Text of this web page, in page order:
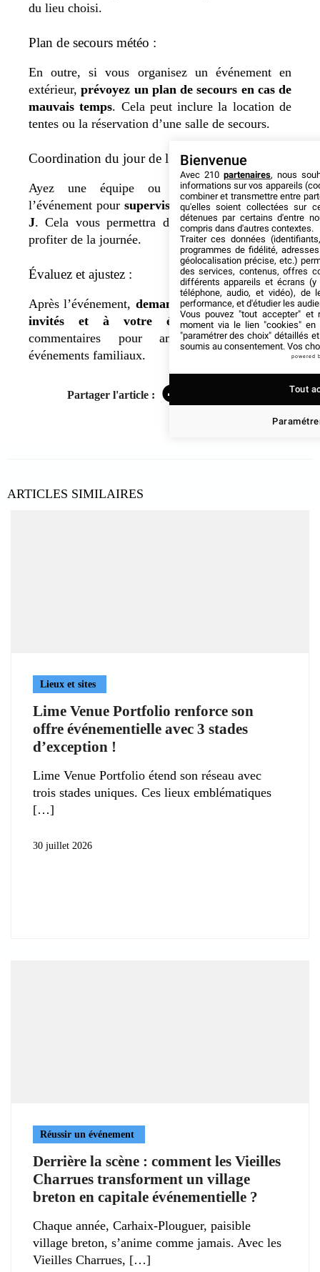
du lieu choisi.
Plan de secours météo :
En outre, si vous organisez un événement en
extérieur,prévoyez un plan de secours en cas de
mauvais temps. Cela peut inclure la location de
tentes ou la réservation d’une salle de secours.
Coordination du jour de l’événement :
Ayez une équipe ou un coordinateur de
l’événement poursuperviser les activités le jour
J. Cela vous permettra de vous détendre et de
profiter de la journée.
Évaluez et ajustez :
Après l’événement, demandez des retours à vos
invités et à votre équipe. Utilisez ces
commentaires pour améliorer vos futurs
événements familiaux.
Partager l'article :
ARTICLES SIMILAIRES
Lieux et sites
Lime Venue Portfolio renforce son
offre événementielle avec 3 stades
d’exception !
Lime Venue Portfolio étend son réseau avec
trois stades uniques. Ces lieux emblématiques
30 juillet 2026
Réussir un événement
Derrière la scène : comment les Vieilles
Charrues transforment un village
breton en capitale événementielle ?
Chaque année, Carhaix-Plouguer, paisible
village breton, s’anime comme jamais. Avec les
Vieilles Charrues,
Bienvenue
Avec 210 partenaires, nous
informations sur vos appareils
combiner et transmettre entre
qu'elles soient collectées sur
détenues par certains d'entre
compris dans d'autres contextes.
Traiter ces données
programmes de fidélité,
géolocalisation précise, etc.)
des services, contenus, offres
différents appareils et écrans (y
téléphone, audio, et vidéo), de
performance, et d'étudier les
Vous pouvez "tout accepter" et
moment via le lien "cookies" en
"paramétrer des choix" détaillés
soumis au consentement. Vos
powered
Tout